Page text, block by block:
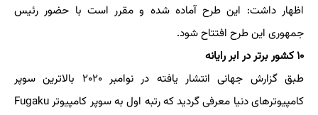
اظهار داشت: این طرح آماده شده و مقرر است با حضور رئیس
جمهوری این طرح افتتاح شود.
۱۰ کشور برتر در ابر رایانه
طبق گزارش جهانی انتشار یافته در نوامبر ۲۰۲۰ بالاترین سوپر
کامپیوترهای دنیا معرفی گردید که رتبه اول به سوپر کامپیوتر Fugaku